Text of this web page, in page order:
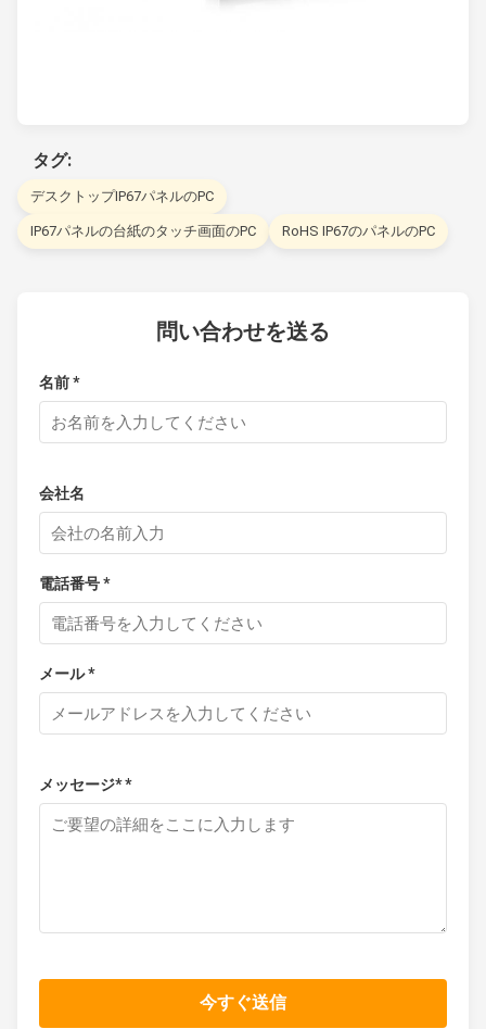
タグ:
デスクトップIP67パネルのPC
IP67パネルの台紙のタッチ画面のPC RoHS IP67のパネルのPC
問い合わせを送る
名前 *
会社名
電話番号 *
メール *
メッセージ* *
今すぐ送信